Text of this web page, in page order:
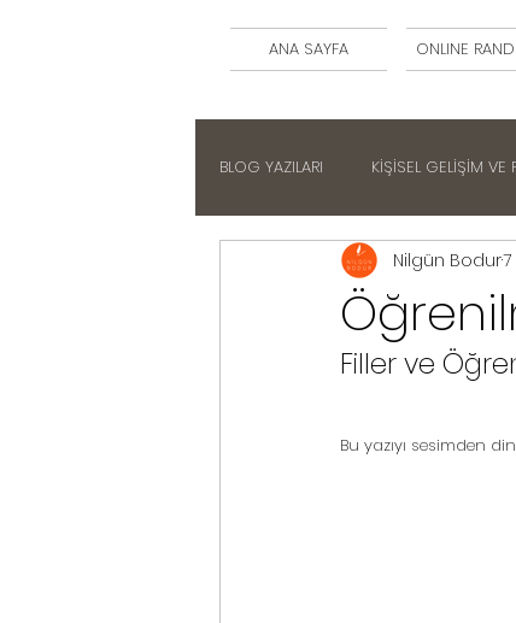
ANA SAYFA ONLINE
BLOG YAZILARI KİŞİSEL GELİŞİM VE
NILGUN BODUR YAZILARINilgün Bodur
Filler ve
Bu yazıyı sesimden